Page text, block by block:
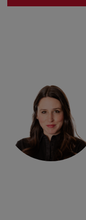
Évaluation
Avec
un